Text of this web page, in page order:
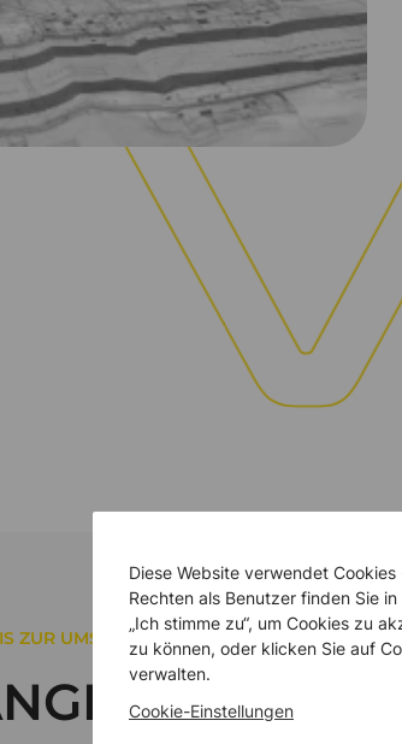
ZUR UMSETZUNG
im
Diese Website verwendet
Rechten als Benutzer finden Sie in
„Ich stimme zu“, um Cookies zu
zu können, oder klicken Sie auf
verwalten.
Cookie-Einstellungen